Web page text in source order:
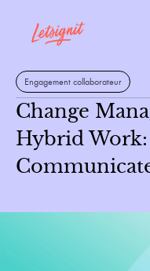
Engagement collaborateur
Change
Hybrid